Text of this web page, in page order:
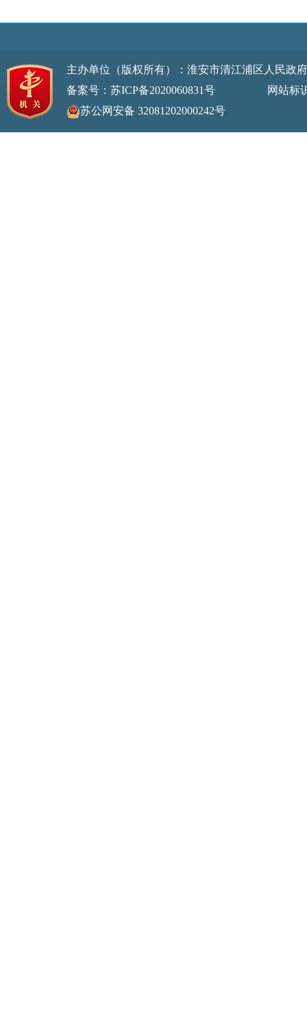
主办单位（版权所有）：淮安市清江浦区人民
备案号：苏ICP备2020060831号
网站标识码
苏公网安备 32081202000242号